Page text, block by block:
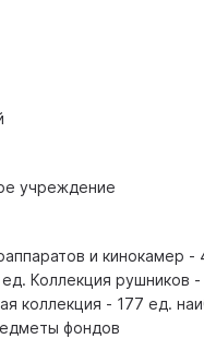
учреждение
и кинокамер -
Коллекция рушников -
коллекция - 177 ед.
фондов